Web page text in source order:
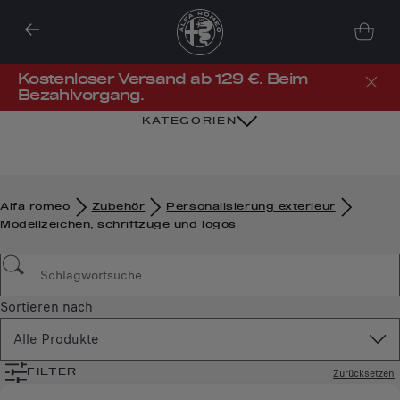
Kostenloser Versand ab 129 €. Beim
Bezahlvorgang.
KATEGORIEN
Alfa romeo Zubehör​
Personalisierung exterieur
Modellzeichen, schriftzüge und logos
Sortieren nach
Alle Produkte
FILTER Zurücksetzen